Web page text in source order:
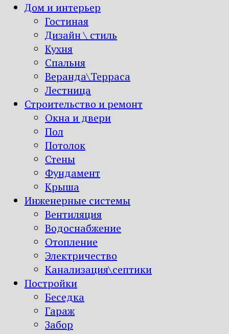
Дом и интерьер
Гостиная
Дизайн \ стиль
Кухня
Спальня
Веранда\Терраса
Лестница
Строительство и ремонт
Окна и двери
Пол
Потолок
Стены
Фундамент
Крыша
Инженерные системы
Вентиляция
Водоснабжение
Отопление
Электричество
Канализация\септики
Постройки
Беседка
Гараж
Забор